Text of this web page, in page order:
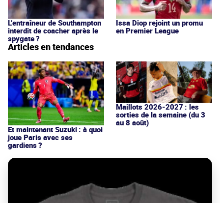
L’entraîneur de Southampton
interdit de coacher après le
spygate ?
Issa Diop rejoint un promu
en Premier League
Articles en tendances
Et maintenant Suzuki : à quoi
joue Paris avec ses
gardiens ?
Maillots 2026-2027 : les
sorties de la semaine (du 3
au 8 août)